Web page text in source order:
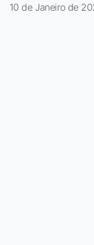
10 de Janeiro de